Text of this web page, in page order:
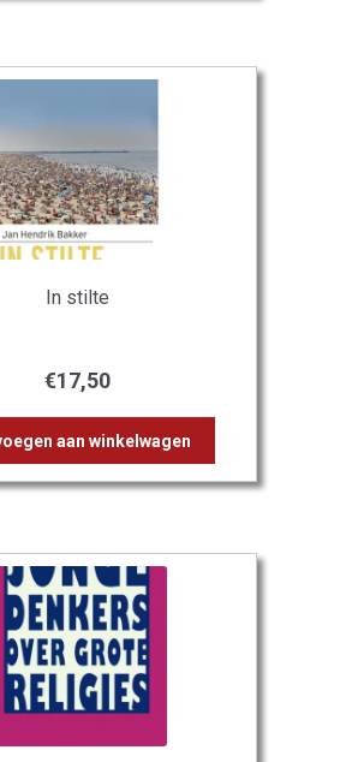
In stilte
€17,50
aan winkelwagen